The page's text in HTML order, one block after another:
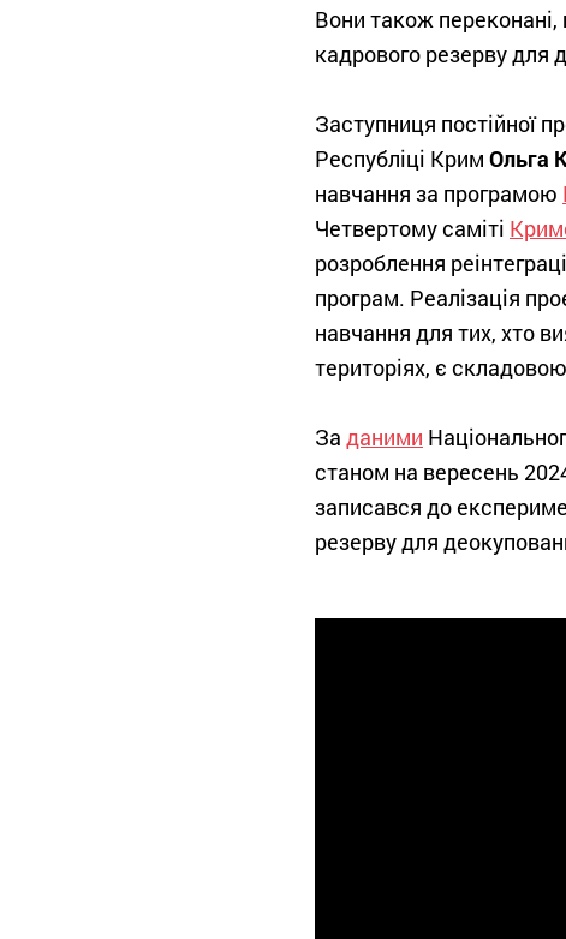
Вони також
кадрового резерву для
Заступниця постійної
Республіці Крим Ольга
навчання за програмою
Четвертому саміті
розроблення
програм. Реалізація
навчання для тих, хто
територіях, є
За даними
станом на вересень
записався до
резерву для